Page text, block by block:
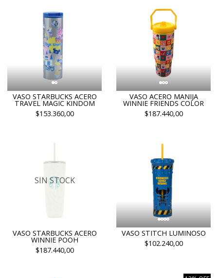
VASO STARBUCKS ACERO
TRAVEL MAGIC KINDOM
$153.360,00
VASO ACERO MANIJA
WINNIE FRIENDS COLOR
$187.440,00
SIN STOCK
VASO STARBUCKS ACERO
WINNIE POOH
$187.440,00
VASO STITCH LUMINOSO
$102.240,00